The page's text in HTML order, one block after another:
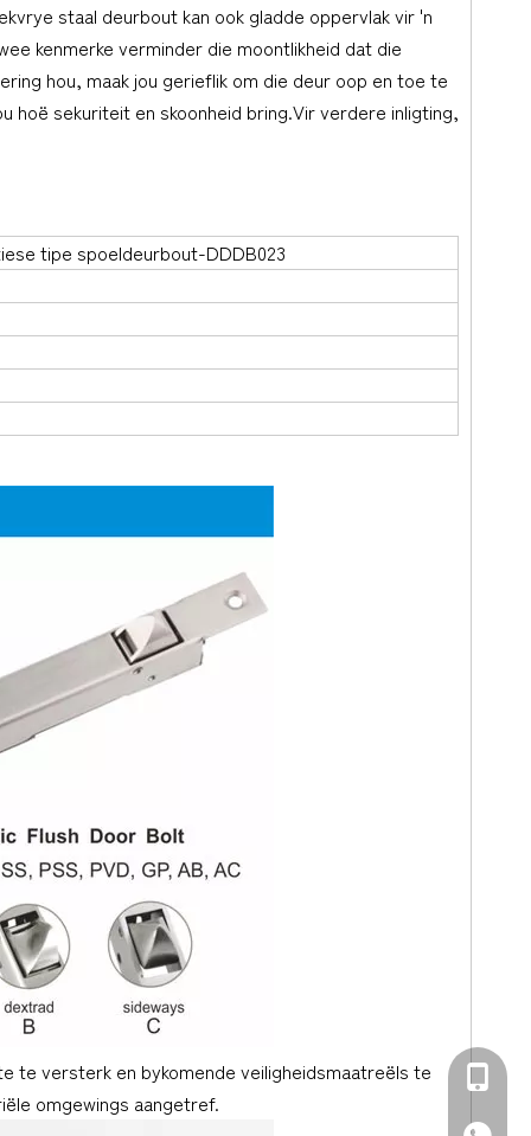
staal deurbout kan ook gladde oppervlak vir 'n
kenmerke verminder die moontlikheid dat die
hou, maak jou gerieflik om die deur oop en toe te
hoë sekuriteit en skoonheid bring.Vir verdere inligting,
tipe spoeldeurbout-DDDB023
te versterk en bykomende veiligheidsmaatreëls te
omgewings aangetref.
+86-